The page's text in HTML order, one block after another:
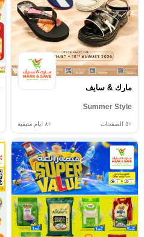
مارك & سايف
Summer Style
+٥ الصفحات +٨ ايام متبقية